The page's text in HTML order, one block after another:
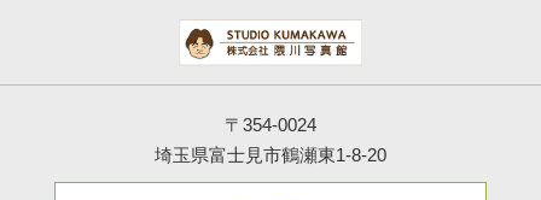
〒354-0024
埼玉県富士見市鶴瀬東1-8-20